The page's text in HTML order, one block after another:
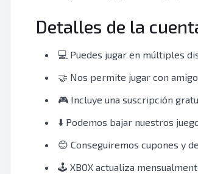
Detalles de la
💻 Puedes jugar en múltiples
🤝 Nos permite jugar con
🎮 Incluye una suscripción
⬇️ Podemos bajar nuestros
😊 Conseguiremos cupones y
🕹️ XBOX actualiza